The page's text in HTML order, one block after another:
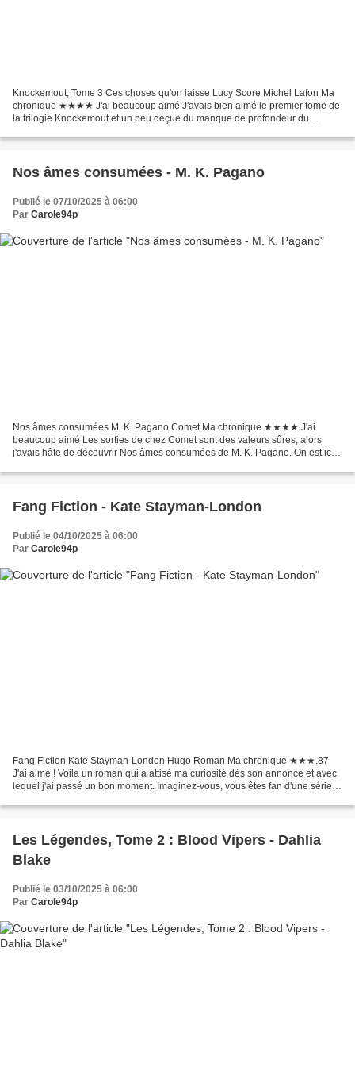
Knockemout, Tome 3 Ces choses qu'on laisse Lucy Score Michel Lafon Ma
chronique ★★★★ J'ai beaucoup aimé J'avais bien aimé le premier tome de
la trilogie Knockemout et un peu déçue du manque de profondeur du
Nos âmes consumées - M. K. Pagano
Publié le 07/10/2025 à 06:00
Par Carole94p
Nos âmes consumées M. K. Pagano Comet Ma chronique ★★★★ J'ai
beaucoup aimé Les sorties de chez Comet sont des valeurs sûres, alors
j'avais hâte de découvrir Nos âmes consumées de M. K. Pagano. On est ici
Fang Fiction - Kate Stayman-London
Publié le 04/10/2025 à 06:00
Par Carole94p
Fang Fiction Kate Stayman-London Hugo Roman Ma chronique ★★★.87
J'ai aimé ! Voila un roman qui a attisé ma curiosité dès son annonce et avec
lequel j'ai passé un bon moment. Imaginez-vous, vous êtes fan d'une série
Les Légendes, Tome 2 : Blood Vipers - Dahlia
Blake
Publié le 03/10/2025 à 06:00
Par Carole94p